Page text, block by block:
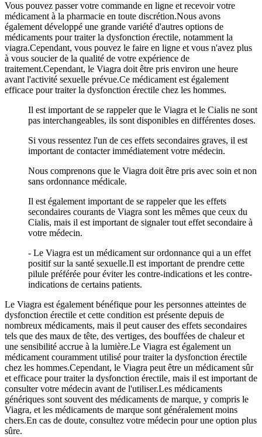
Vous pouvez passer votre commande en ligne et recevoir votre
médicament à la pharmacie en toute discrétion.Nous avons
également développé une grande variété d'autres options de
médicaments pour traiter la dysfonction érectile, notamment la
viagra.Cependant, vous pouvez le faire en ligne et vous n'avez plus
à vous soucier de la qualité de votre expérience de
traitement.Cependant, le Viagra doit être pris environ une heure
avant l'activité sexuelle prévue.Ce médicament est également
efficace pour traiter la dysfonction érectile chez les hommes.
Il est important de se rappeler que le Viagra et le Cialis ne sont
pas interchangeables, ils sont disponibles en différentes doses.
Si vous ressentez l'un de ces effets secondaires graves, il est
important de contacter immédiatement votre médecin.
Nous comprenons que le Viagra doit être pris avec soin et non
sans ordonnance médicale.
Il est également important de se rappeler que les effets
secondaires courants de Viagra sont les mêmes que ceux du
Cialis, mais il est important de signaler tout effet secondaire à
votre médecin.
- Le Viagra est un médicament sur ordonnance qui a un effet
positif sur la santé sexuelle.Il est important de prendre cette
pilule préférée pour éviter les contre-indications et les contre-
indications de certains patients.
Le Viagra est également bénéfique pour les personnes atteintes de
dysfonction érectile et cette condition est présente depuis de
nombreux médicaments, mais il peut causer des effets secondaires
tels que des maux de tête, des vertiges, des bouffées de chaleur et
une sensibilité accrue à la lumière.Le Viagra est également un
médicament couramment utilisé pour traiter la dysfonction érectile
chez les hommes.Cependant, le Viagra peut être un médicament sûr
et efficace pour traiter la dysfonction érectile, mais il est important de
consulter votre médecin avant de l'utiliser.Les médicaments
génériques sont souvent des médicaments de marque, y compris le
Viagra, et les médicaments de marque sont généralement moins
chers.En cas de doute, consultez votre médecin pour une option plus
sûre.